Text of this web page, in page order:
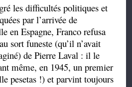
les difficultés politiques et
par l’arrivée de
en Espagne, Franco refusa
sort funeste (qu’il n’avait
de Pierre Laval : il le
même, en 1945, un premier
pesetas !) et parvint toujours